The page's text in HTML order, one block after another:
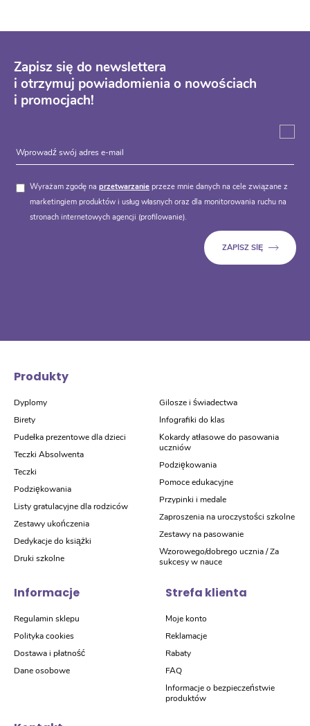
Zapisz się do newslettera
i otrzymuj powiadomienia o nowościach
i promocjach!
Wyrażam zgodę na przetwarzanie przeze mnie danych na cele związane z
marketingiem produktów i usług własnych oraz dla monitorowania ruchu na
stronach internetowych agencji (profilowanie).
Produkty
Dyplomy
Birety
Pudełka prezentowe dla dzieci
Teczki Absolwenta
Teczki
Podziękowania
Listy gratulacyjne dla rodziców
Zestawy ukończenia
Dedykacje do książki
Druki szkolne
Gilosze i świadectwa
Infografiki do klas
Kokardy atłasowe do pasowania
uczniów
Podziękowania
Pomoce edukacyjne
Przypinki i medale
Zaproszenia na uroczystości szkolne
Zestawy na pasowanie
Wzorowego/dobrego ucznia / Za
sukcesy w nauce
Informacje
Regulamin sklepu
Polityka cookies
Dostawa i płatność
Dane osobowe
Strefa klienta
Moje konto
Reklamacje
Rabaty
FAQ
Informacje o bezpieczeństwie
produktów